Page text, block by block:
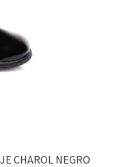
CHAROL NEGRO